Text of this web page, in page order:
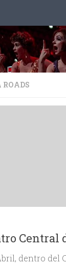
ROADS
Central
dentro del